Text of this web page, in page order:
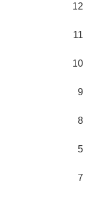
12
11
10
9
8
5
7